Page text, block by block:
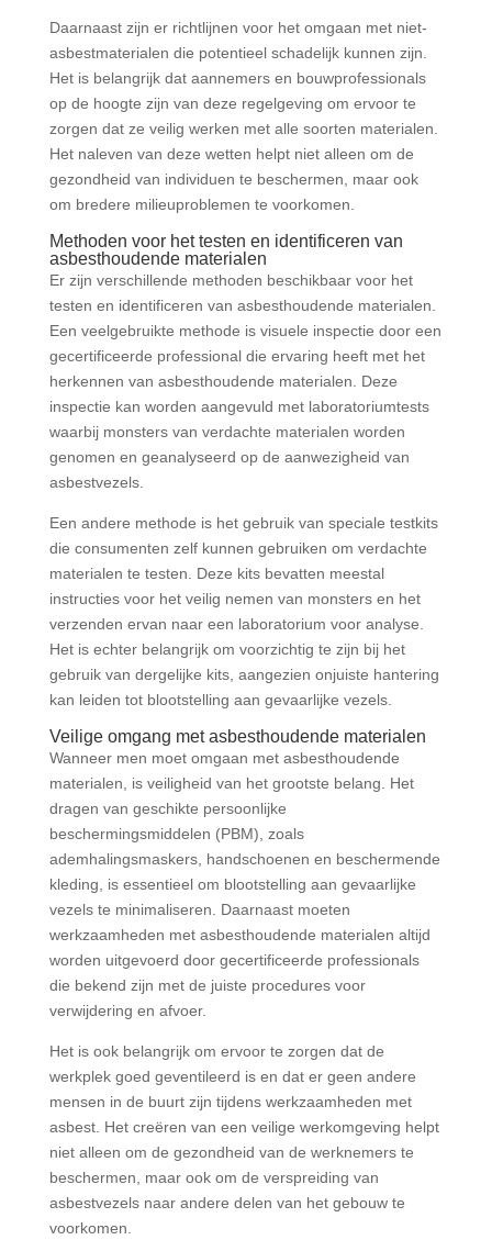
Daarnaast zijn er richtlijnen voor het omgaan met niet-
asbestmaterialen die potentieel schadelijk kunnen zijn.
Het is belangrijk dat aannemers en bouwprofessionals
op de hoogte zijn van deze regelgeving om ervoor te
zorgen dat ze veilig werken met alle soorten materialen.
Het naleven van deze wetten helpt niet alleen om de
gezondheid van individuen te beschermen, maar ook
om bredere milieuproblemen te voorkomen.
Methoden voor het testen en identificeren van
asbesthoudende materialen
Er zijn verschillende methoden beschikbaar voor het
testen en identificeren van asbesthoudende materialen.
Een veelgebruikte methode is visuele inspectie door een
gecertificeerde professional die ervaring heeft met het
herkennen van asbesthoudende materialen. Deze
inspectie kan worden aangevuld met laboratoriumtests
waarbij monsters van verdachte materialen worden
genomen en geanalyseerd op de aanwezigheid van
asbestvezels.
Een andere methode is het gebruik van speciale testkits
die consumenten zelf kunnen gebruiken om verdachte
materialen te testen. Deze kits bevatten meestal
instructies voor het veilig nemen van monsters en het
verzenden ervan naar een laboratorium voor analyse.
Het is echter belangrijk om voorzichtig te zijn bij het
gebruik van dergelijke kits, aangezien onjuiste hantering
kan leiden tot blootstelling aan gevaarlijke vezels.
Veilige omgang met asbesthoudende materialen
Wanneer men moet omgaan met asbesthoudende
materialen, is veiligheid van het grootste belang. Het
dragen van geschikte persoonlijke
beschermingsmiddelen (PBM), zoals
ademhalingsmaskers, handschoenen en beschermende
kleding, is essentieel om blootstelling aan gevaarlijke
vezels te minimaliseren. Daarnaast moeten
werkzaamheden met asbesthoudende materialen altijd
worden uitgevoerd door gecertificeerde professionals
die bekend zijn met de juiste procedures voor
verwijdering en afvoer.
Het is ook belangrijk om ervoor te zorgen dat de
werkplek goed geventileerd is en dat er geen andere
mensen in de buurt zijn tijdens werkzaamheden met
asbest. Het creëren van een veilige werkomgeving helpt
niet alleen om de gezondheid van de werknemers te
beschermen, maar ook om de verspreiding van
asbestvezels naar andere delen van het gebouw te
voorkomen.